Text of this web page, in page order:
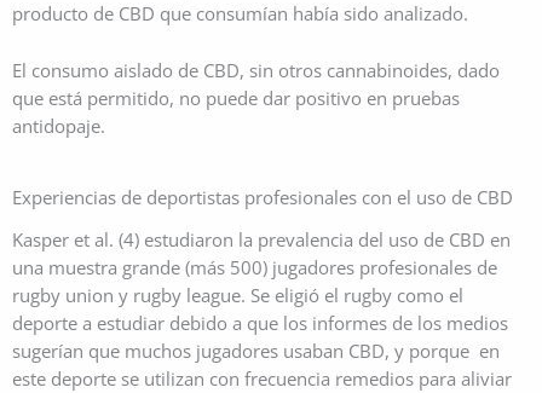
producto de CBD que consumían había sido analizado.
El consumo aislado de CBD, sin otros cannabinoides, dado
que está permitido, no puede dar positivo en pruebas
antidopaje.
Experiencias de deportistas profesionales con el uso de CBD
Kasper et al. (4) estudiaron la prevalencia del uso de CBD en
una muestra grande (más 500) jugadores profesionales de
rugby union y rugby league. Se eligió el rugby como el
deporte a estudiar debido a que los informes de los medios
sugerían que muchos jugadores usaban CBD, y porque en
este deporte se utilizan con frecuencia remedios para aliviar